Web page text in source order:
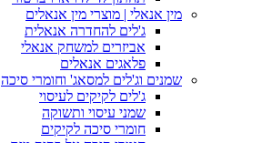
מין אנאלי | מוצרי מין אנאלים
ג'לים להחדרה אנאלית
אביזרים למשחק אנאלי
פלאגים אנאלים
שמנים וג'לים למסאג' וחומרי סיכה
ג'לים לקיקים לעיסוי
שמני עיסוי ותשוקה
חומרי סיכה לקיקים